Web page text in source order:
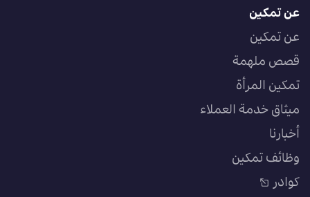
عن تمكين
عن تمكين
قصص ملهمة
تمكين المرأة
ميثاق خدمة العملاء
أخبارنا
وظائف تمكين
كوادر